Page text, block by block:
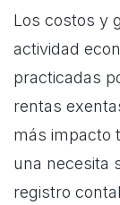
Los costos y
actividad
practicadas
rentas
más impacto
una necesita
registro